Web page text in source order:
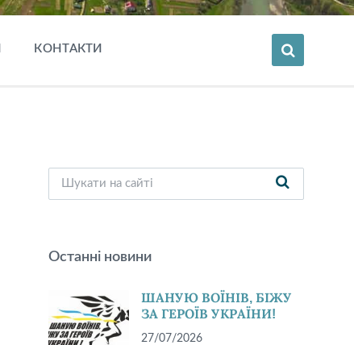
КОНТАКТИ
Останні новини
ШАНУЮ ВОЇНІВ, БІЖУ
ЗА ГЕРОЇВ УКРАЇНИ!
27/07/2026